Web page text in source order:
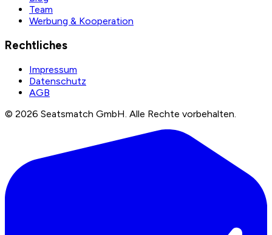
Team
Werbung & Kooperation
Rechtliches
Impressum
Datenschutz
AGB
© 2026 Seatsmatch GmbH. Alle Rechte vorbehalten.